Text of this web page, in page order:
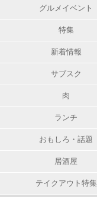
グルメイベント
特集
新着情報
サブスク
肉
ランチ
おもしろ・話題
居酒屋
テイクアウト特集